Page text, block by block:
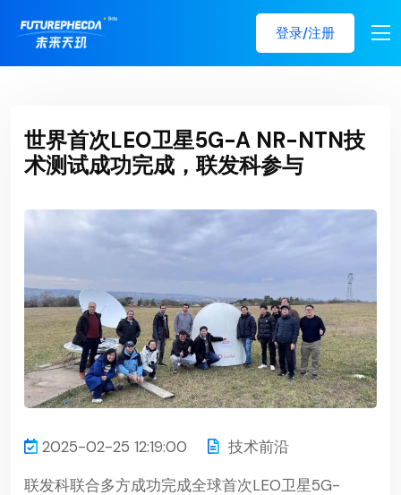
登录/注册
世界首次LEO卫星5G-A NR-NTN技
术测试成功完成，联发科参与
2025-02-25 12:19:00
技术前沿
联发科联合多方成功完成全球首次LEO卫星5G-